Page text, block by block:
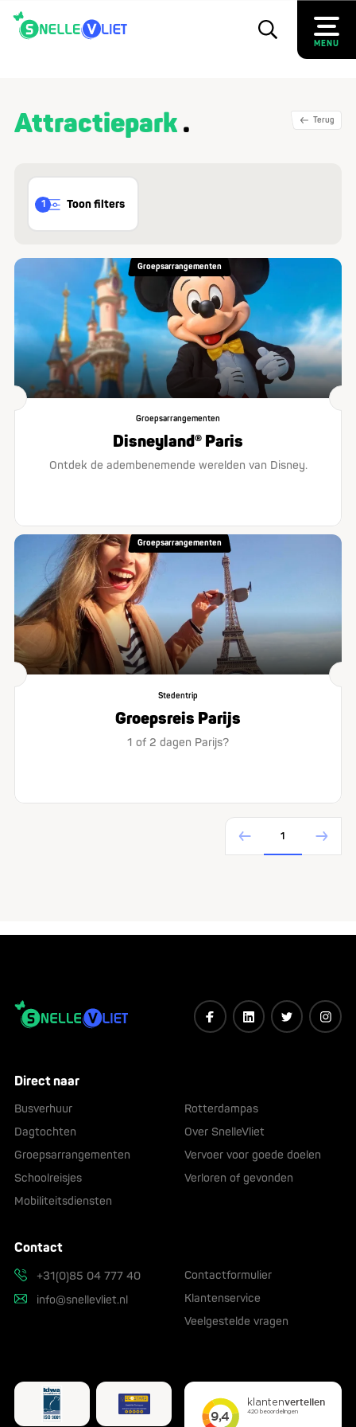
MENU
Terug
Attractiepark
Toon filters
1
Groepsarrangementen
Groepsarrangementen
Disneyland® Paris
Ontdek de adembenemende werelden van Disney.
Groepsarrangementen
Stedentrip
Groepsreis Parijs
1 of 2 dagen Parijs?
1
Direct naar
Busverhuur
Dagtochten
Groepsarrangementen
Schoolreisjes
Mobiliteitsdiensten
Rotterdampas
Over SnelleVliet
Vervoer voor goede doelen
Verloren of gevonden
Contact
+31(0)85 04 777 40
info@snellevliet.nl
Contactformulier
Klantenservice
Veelgestelde vragen